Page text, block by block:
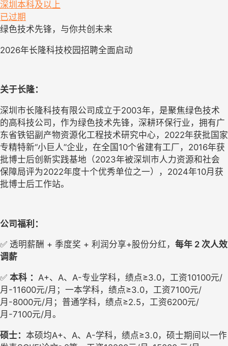
深圳 本科及以上
已过期
绿色技术先锋，与你共创未来
2026年长隆科技校园招聘全面启动
关于长隆：
深圳市长隆科技有限公司成立于2003年，是聚焦绿色技术
的高科技公司，作为绿色技术先锋，深耕环保行业，拥有广
东省铁铝副产物资源化工程技术研究中心，2022年获批国家
专精特新“小巨人”企业，在全国10个省建有工厂，2016年获
批博士后创新实践基地（2023年被深圳市人力资源和社会
保障局评为2022年度十个优秀单位之一），2024年10月获
批博士后工作站。
公司福利：
✅ 透明薪酬 + 季度奖 + 利润分享+股份分红， 每年 2 次人效
调薪
✅ 本科 ： A+、A、A-专业学科，绩点≥3.0，工资10100元/
月-11600元/月；一本学科，绩点≥3.0，工资7100元/
月-8000元/月；普通学科，绩点≥2.5，工资6200元/
月-7100元/月。
硕士： 本硕均A+、A、A-学科，绩点≥3.0， 硕士期间以一作